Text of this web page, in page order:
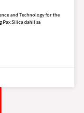
and Technology for the
Pax Silica dahil sa